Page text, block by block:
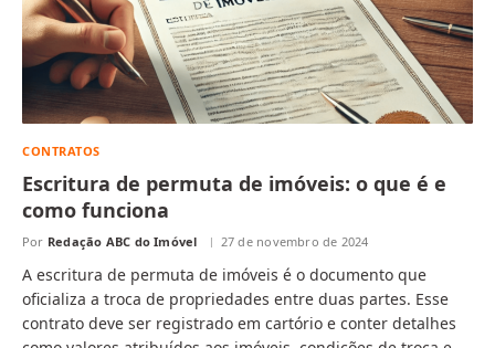
CONTRATOS
Escritura de permuta de imóveis: o que é e
como funciona
Por Redação ABC do Imóvel 27 de novembro de 2024
A escritura de permuta de imóveis é o documento que
oficializa a troca de propriedades entre duas partes. Esse
contrato deve ser registrado em cartório e conter detalhes